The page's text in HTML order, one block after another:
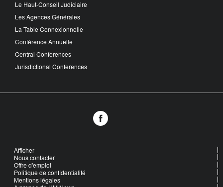
Le Haut-Conseil Judiciaire
Les Agences Générales
La Table Connexionnelle
Conférence Annuelle
Central Conferences
Jurisdictional Conferences
Afficher
Nous contacter
Offre d'emploi
Politique de confidentialité
Mentions légales